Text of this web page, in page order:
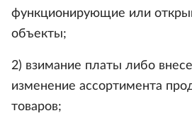
функционирующие или
объекты;
2) взимание платы либо
изменение ассортимента
товаров;